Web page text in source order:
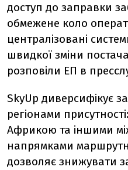
доступ до заправки
обмежене коло
централізовані
швидкої зміни
розповіли ЕП в
SkyUp диверсифікує
регіонами
Африкою та іншими
напрямками
дозволяє знижувати